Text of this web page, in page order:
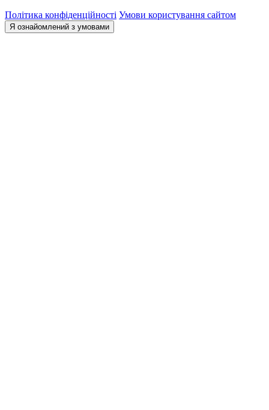
Політика конфіденційності Умови користування сайтом
Я ознайомлений з умовами